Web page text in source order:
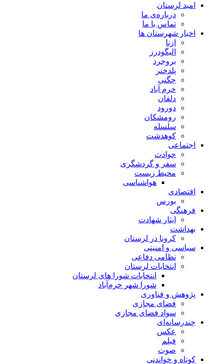
امید لرستان
درباره‌ی ما
تماس با ما
اخبار شهرستان ها
ازنا
الیگودرز
بروجرد
پلدختر
چگنی
خرم آباد
دلفان
دورود
رومشکان
سلسله
کوهدشت
اجتماعی
حوادث
سفر و گردشگری
محیط زیست
هواشناسی
اقتصادی
بورس
فرهنگی
ایثار شهادت
بهداشت
کرونا در لرستان
سیاسی و امنیتی
نظامی دفاعی
انتخابات لرستان
انتخابات شورا های لرستان
شورا شهر خرم‌آباد
پژوهش و فناوری
فضای مجازی
سواد فضای مجازی
چندرسانه‌ای
عكس
فیلم
صوت
کوتاه و خواندنی